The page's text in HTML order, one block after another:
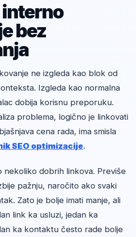
bez
ne izgleda kao blok od
Izgleda kao normalna
dobija korisnu preporuku.
problema, logično je linkovati
cena rada, ima smisla
SEO optimizacije.
nekoliko dobrih linkova. Previše
pažnju, naročito ako svaki
Zato je bolje imati manje, ali
link ka usluzi, jedan ka
ka kontaktu često rade bolje